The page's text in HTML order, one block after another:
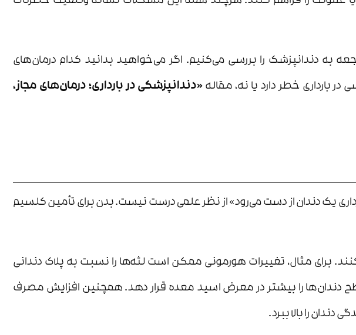
به دندانپزشک را بررسی می‌کنیم. اگر می‌خواهید بدانید کدام درمان‌های
بارداری خطر دارد یا نه، مقاله«دندانپزشکی در بارداری؛ درمان‌های مجاز،
یک دندان از دست می‌رود» از نظر علمی درست نیست. بدن برای تأمین کلسیم
برای مثال، تغییرات هورمونی ممکن است لثه‌ها را نسبت به پلاک دندانی
دندان‌ها را بیشتر در معرض اسید معده قرار دهد. همچنین افزایش مصرف
را بالا ببرد.